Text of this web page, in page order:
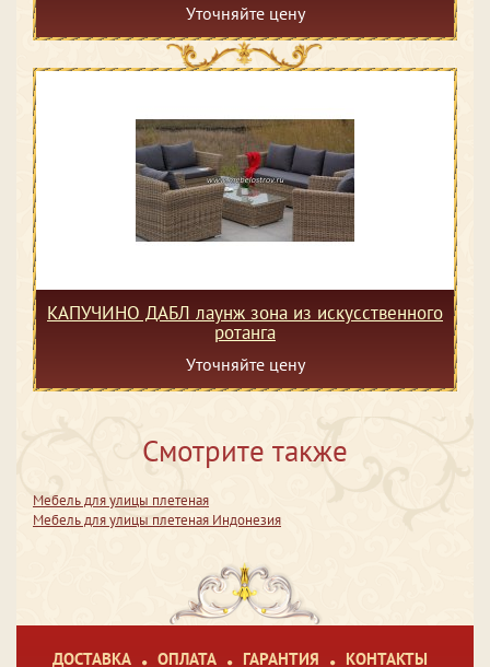
Уточняйте цену
КАПУЧИНО ДАБЛ лаунж зона из искусственного
ротанга
Уточняйте цену
Смотрите также
Мебель для улицы плетеная
Мебель для улицы плетеная Индонезия
ДОСТАВКА ОПЛАТА ГАРАНТИЯ КОНТАКТЫ